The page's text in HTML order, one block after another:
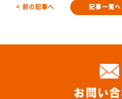
< 前の記事へ 記事一覧
お問い